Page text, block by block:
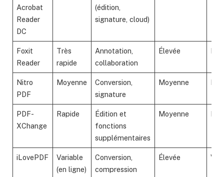
Acrobat
Reader
DC
(édition,
signature, cloud)
Foxit
Reader
Très
rapide
Annotation,
collaboration
Élevée
Nitro
PDF
Moyenne
Conversion,
signature
Moyenne
PDF-
XChange
Rapide
Édition et
fonctions
supplémentaires
Moyenne
iLovePDF
Variable
(en ligne)
Conversion,
compression
Élevée